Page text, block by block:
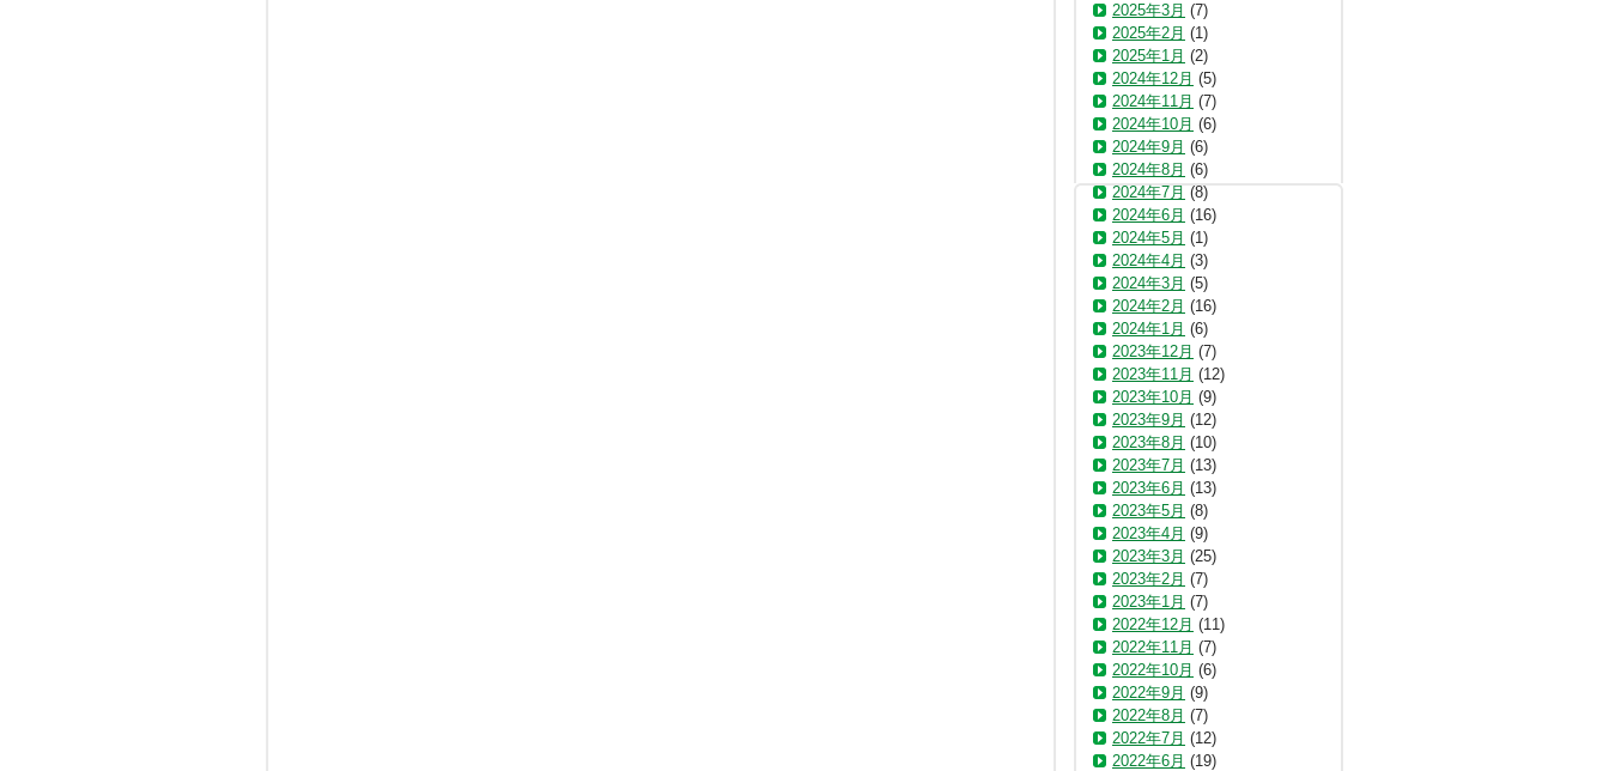
2025年3月 (7)
2025年2月 (1)
2025年1月 (2)
2024年12月 (5)
2024年11月 (7)
2024年10月 (6)
2024年9月 (6)
2024年8月 (6)
2024年7月 (8)
2024年6月 (16)
2024年5月 (1)
2024年4月 (3)
2024年3月 (5)
2024年2月 (16)
2024年1月 (6)
2023年12月 (7)
2023年11月 (12)
2023年10月 (9)
2023年9月 (12)
2023年8月 (10)
2023年7月 (13)
2023年6月 (13)
2023年5月 (8)
2023年4月 (9)
2023年3月 (25)
2023年2月 (7)
2023年1月 (7)
2022年12月 (11)
2022年11月 (7)
2022年10月 (6)
2022年9月 (9)
2022年8月 (7)
2022年7月 (12)
2022年6月 (19)